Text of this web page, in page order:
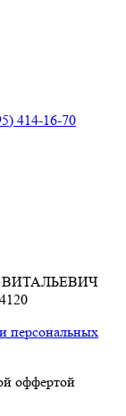
414-16-70
ВИТАЛЬЕВИЧ
персональных
оффертой